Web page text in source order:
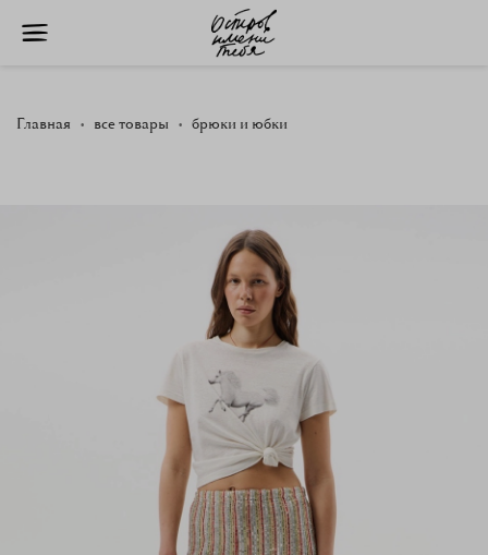
Главная все товары брюки и юбки